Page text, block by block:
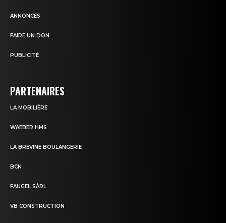
ANNONCES
FAIRE UN DON
PUBLICITÉ
PARTENAIRES
LA MOBILIÈRE
WAEBER HMS
LA BRÉVINE BOULANGERIE
BCN
FAUGEL SÀRL
VB CONSTRUCTION